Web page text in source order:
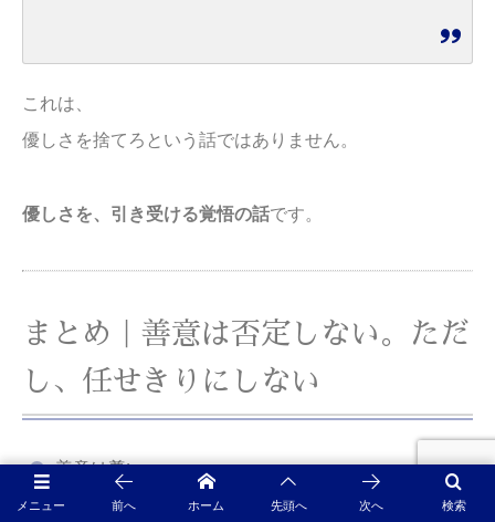
これは、
優しさを捨てろという話ではありません。
優しさを、引き受ける覚悟の話です。
まとめ｜善意は否定しない。ただ
し、任せきりにしない
善意は尊い
メニュー 検索
前へ ホーム 先頭へ 次へ